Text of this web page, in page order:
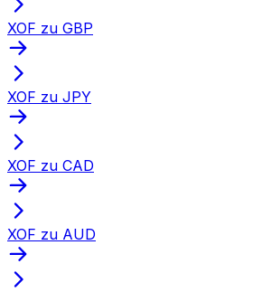
XOF zu GBP
XOF zu JPY
XOF zu CAD
XOF zu AUD